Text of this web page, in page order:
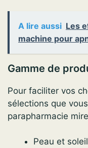
A lire aussi Les
machine pour
Gamme de
Pour faciliter vos
sélections que
parapharmacie
Peau et